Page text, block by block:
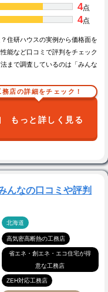
4点
4点
住研ハウスの実例から価格面を
能など口コミで評判をチェック
まで調査しているのは「みんな
務店の詳細をチェック！
もっと詳しく見る
んなの口コミや評判
北海道
高気密高断熱の工務店
省エネ・創エネ・エコ住宅が得
意な工務店
ZEH対応工務店